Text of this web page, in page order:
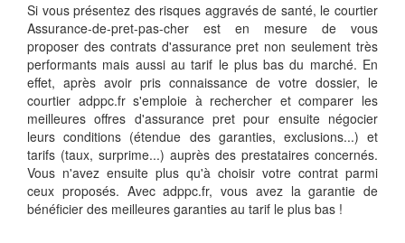
Si vous présentez des risques aggravés de santé, le courtier
Assurance-de-pret-pas-cher est en mesure de vous
proposer des contrats d'assurance pret non seulement très
performants mais aussi au tarif le plus bas du marché. En
effet, après avoir pris connaissance de votre dossier, le
courtier adppc.fr s'emploie à rechercher et comparer les
meilleures offres d'assurance pret pour ensuite négocier
leurs conditions (étendue des garanties, exclusions...) et
tarifs (taux, surprime...) auprès des prestataires concernés.
Vous n'avez ensuite plus qu'à choisir votre contrat parmi
ceux proposés. Avec adppc.fr, vous avez la garantie de
bénéficier des meilleures garanties au tarif le plus bas !